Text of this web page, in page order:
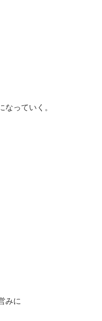
なっていく。
みに